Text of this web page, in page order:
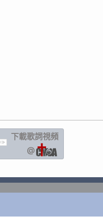
下載歌詞視頻
@